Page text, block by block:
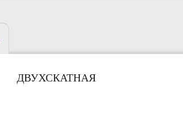
ДВУХСКАТНАЯ